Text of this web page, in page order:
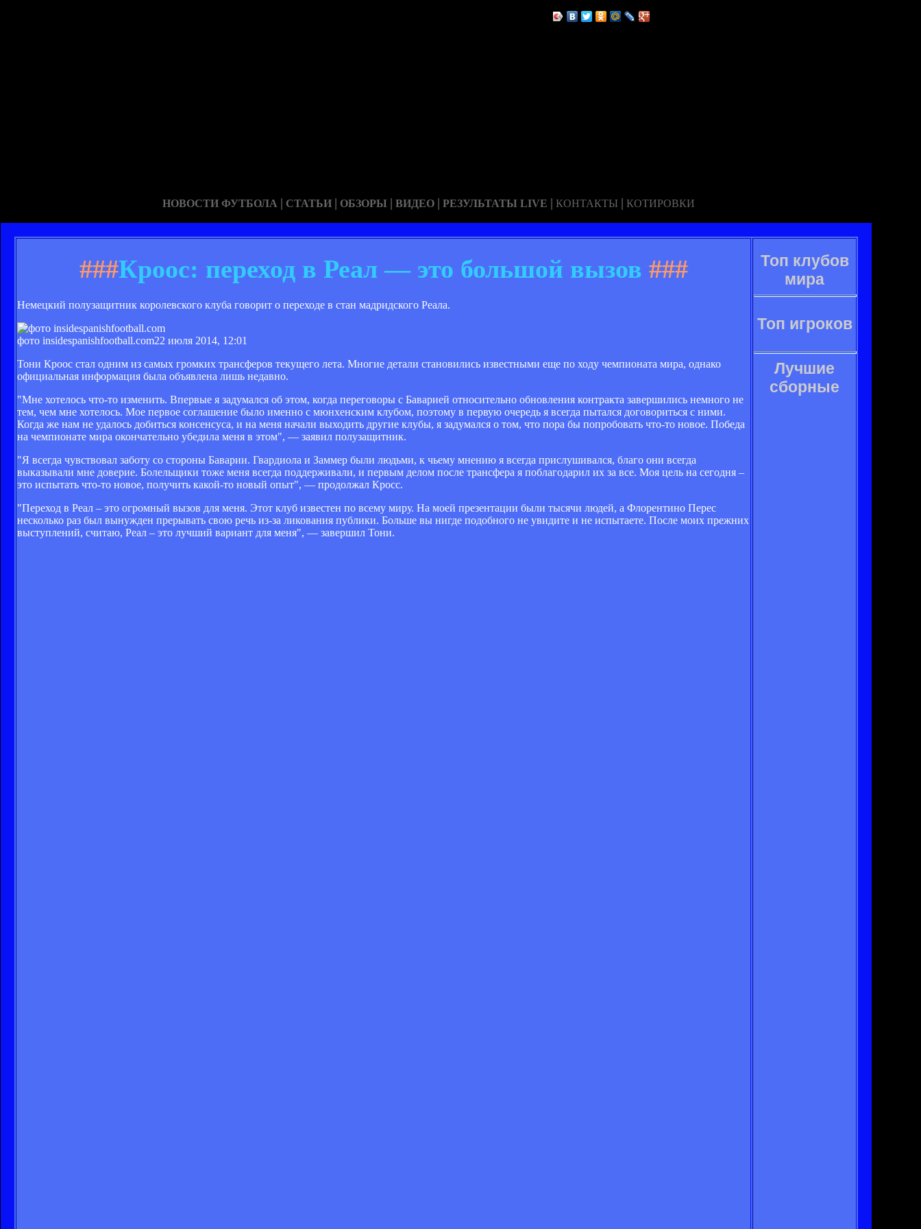
НОВОСТИ ФУТБОЛА | СТАТЬИ | ОБЗОРЫ | ВИДЕО | РЕЗУЛЬТАТЫ LIVE | КОНТАКТЫ | КОТИРОВКИ
###Кроос: переход в Реал — это большой вызов ###
Немецкий полузащитник королевского клуба говорит о переходе в стан мадридского Реала.
фото insidespanishfootball.com22 июля 2014, 12:01
Тони Кроос стал одним из самых громких трансферов текущего лета. Многие детали становились известными еще по ходу чемпионата мира, однако
официальная информация была объявлена лишь недавно.
"Мне хотелось что-то изменить. Впервые я задумался об этом, когда переговоры с Баварией относительно обновления контракта завершились немного не
тем, чем мне хотелось. Мое первое соглашение было именно с мюнхенским клубом, поэтому в первую очередь я всегда пытался договориться с ними.
Когда же нам не удалось добиться консенсуса, и на меня начали выходить другие клубы, я задумался о том, что пора бы попробовать что-то новое. Победа
на чемпионате мира окончательно убедила меня в этом", — заявил полузащитник.
"Я всегда чувствовал заботу со стороны Баварии. Гвардиола и Заммер были людьми, к чьему мнению я всегда прислушивался, благо они всегда
выказывали мне доверие. Болельщики тоже меня всегда поддерживали, и первым делом после трансфера я поблагодарил их за все. Моя цель на сегодня –
это испытать что-то новое, получить какой-то новый опыт", — продолжал Кросс.
"Переход в Реал – это огромный вызов для меня. Этот клуб известен по всему миру. На моей презентации были тысячи людей, а Флорентино Перес
несколько раз был вынужден прерывать свою речь из-за ликования публики. Больше вы нигде подобного не увидите и не испытаете. После моих прежних
выступлений, считаю, Реал – это лучший вариант для меня", — завершил Тони.
Топ клубов
мира
Топ игроков
Лучшие
сборные